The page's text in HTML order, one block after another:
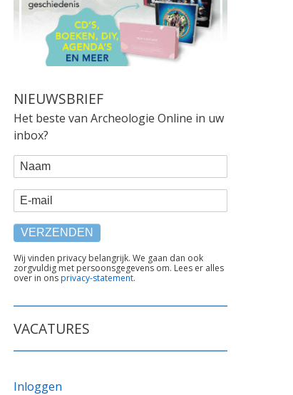
NIEUWSBRIEF
Het beste van Archeologie Online in uw
inbox?
WEBFORM
Naam
E-mail
TEKST
ONDER
FORMULIER
Wij vinden privacy belangrijk. We gaan dan ook
zorgvuldig met persoonsgegevens om. Lees er alles
over in onsprivacy-statement.
VACATURES
Inloggen